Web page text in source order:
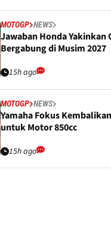
MOTOGP NEWS
Jawaban Honda
Bergabung di Musim 2027
15h ago
MOTOGP NEWS
Yamaha Fokus
untuk Motor 850cc
15h ago